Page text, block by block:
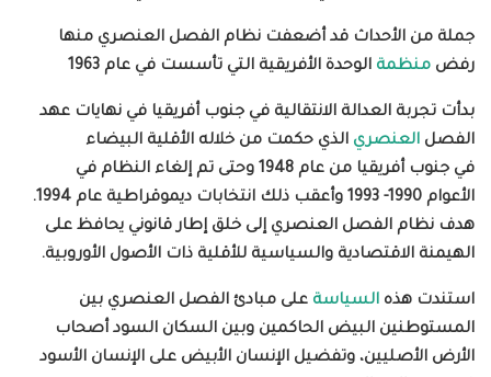
جملة من الأحداث قد أضعفت نظام الفصل العنصري منها
رفض منظمة الوحدة الأفريقية التي تأسست في عام 1963
بدأت تجربة العدالة الانتقالية في جنوب أفريقيا في نهايات عهد
الفصل العنصري الذي حكمت من خلاله الأقلية البيضاء
في جنوب أفريقيا من عام 1948 وحتى تم إلغاء النظام في
الأعوام 1990- 1993 وأعقب ذلك انتخابات ديموقراطية عام 1994.
هدف نظام الفصل العنصري إلى خلق إطار قانوني يحافظ على
الهيمنة الاقتصادية والسياسية للأقلية ذات الأصول الأوروبية.
استندت هذه السياسة على مبادئ الفصل العنصري بين
المستوطنين البيض الحاكمين وبين السكان السود أصحاب
الأرض الأصليين، وتفضيل الإنسان الأبيض على الإنسان الأسود